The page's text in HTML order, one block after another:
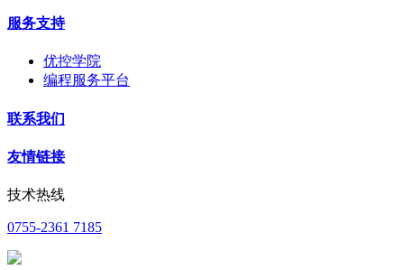
服务支持
优控学院
编程服务平台
联系我们
友情链接
技术热线
0755-2361 7185